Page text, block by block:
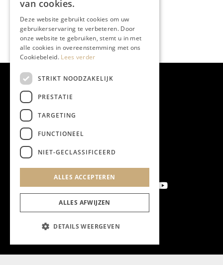
van cookies.
Deze website gebruikt cookies om uw
gebruikerservaring te verbeteren. Door
onze website te gebruiken, stemt u in met
alle cookies in overeenstemming met ons
Cookiebeleid. Lees verder
STRIKT NOODZAKELIJK
PRESTATIE
TARGETING
FUNCTIONEEL
NIET-GECLASSIFICEERD
ALLES ACCEPTEREN
ALLES AFWIJZEN
DETAILS WEERGEVEN